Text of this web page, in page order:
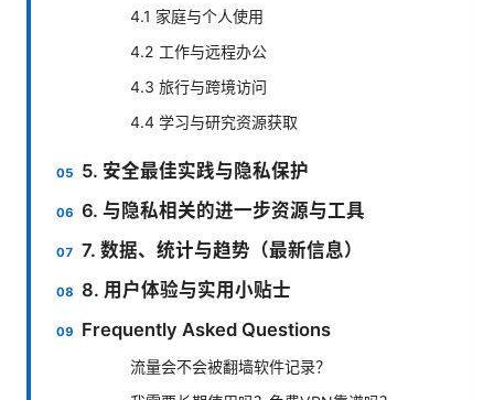
4.1 家庭与个人使用
4.2 工作与远程办公
4.3 旅行与跨境访问
4.4 学习与研究资源获取
5. 安全最佳实践与隐私保护
6. 与隐私相关的进一步资源与工具
7. 数据、统计与趋势（最新信息）
8. 用户体验与实用小贴士
Frequently Asked Questions
流量会不会被翻墙软件记录？